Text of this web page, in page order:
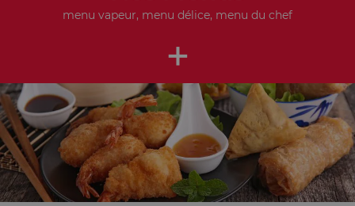
menu vapeur, menu délice, menu du chef
+